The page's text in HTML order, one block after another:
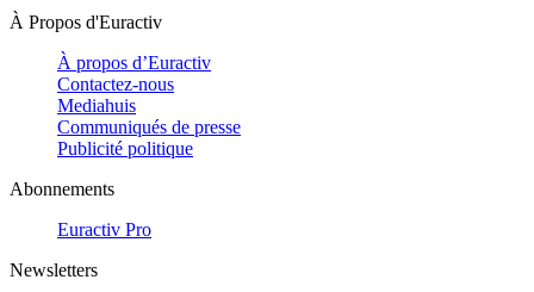
À Propos d'Euractiv
À propos d’Euractiv
Contactez-nous
Mediahuis
Communiqués de presse
Publicité politique
Abonnements
Euractiv Pro
Newsletters